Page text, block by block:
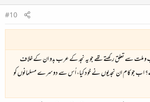
#10
و ملت سے تعلق رکھتے تھے جو یہ نجد کے عرب بدو ان کے خلاف
اب جو کام ان نجدیوں نے خود کیا، اُس سے دوسرے مسلمانوں کو